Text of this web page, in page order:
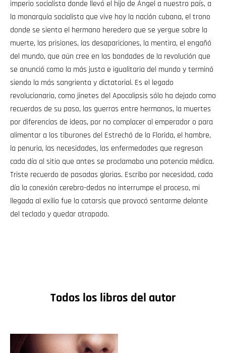
imperio socialista donde llevó el hijo de Ángel a nuestro país, a
la monarquía socialista que vive hoy la nación cubana, el trono
donde se sienta el hermano heredero que se yergue sobre la
muerte, las prisiones, las desapariciones, la mentira, el engañó
del mundo, que aún cree en las bondades de la revolución que
se anunció como la más justa e igualitaria del mundo y terminó
siendo la más sangrienta y dictatorial. Es el legado
revolucionario, como jinetes del Apocalipsis sólo ha dejado como
recuerdos de su paso, las guerras entre hermanos, la muertes
por diferencias de ideas, por no complacer al emperador o para
alimentar a los tiburones del Estrechó de la Florida, el hambre,
la penuria, las necesidades, las enfermedades que regresan
cada día al sitio que antes se proclamaba una potencia médica.
Triste recuerdo de pasadas glorias. Escribo por necesidad, cada
día la conexión cerebro-dedos no interrumpe el proceso, mi
llegada al exilio fue la catarsis que provocó sentarme delante
del teclado y quedar atrapado.
Todos los libros del autor